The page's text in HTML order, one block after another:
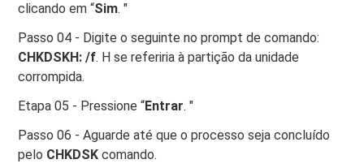
clicando em “Sim. "
Passo 04 - Digite o seguinte no prompt de comando:
CHKDSKH: /f. H se referiria à partição da unidade
corrompida.
Etapa 05 - Pressione “Entrar. "
Passo 06 - Aguarde até que o processo seja concluído
pelo CHKDSK comando.